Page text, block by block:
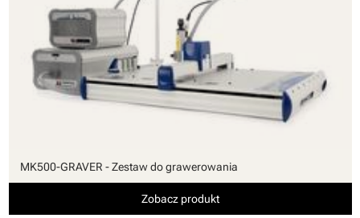
MK500-GRAVER - Zestaw do grawerowania
Zobacz produkt